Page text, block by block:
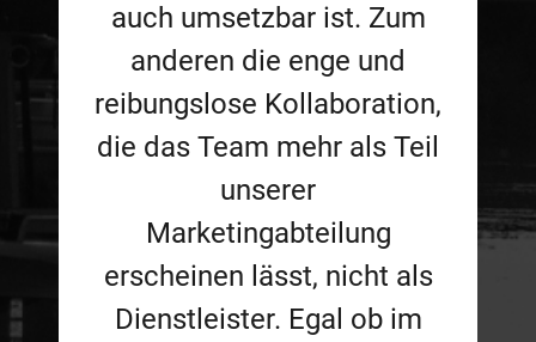
auch umsetzbar ist. Zum
anderen die enge und
reibungslose Kollaboration,
die das Team mehr als Teil
unserer
Marketingabteilung
erscheinen lässt, nicht als
Dienstleister. Egal ob im